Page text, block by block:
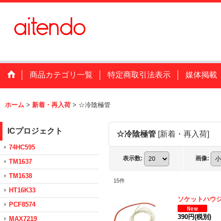
商品カテゴリ一覧 特定商取引法表示 媒体掲載
ホーム > 新着・再入荷 > ☆冷陰極管
ICプロジェクト
74HC595
TM1637
TM1638
HT16K33
PCF8574
MAX7219
☆冷陰極管 [新着・再入荷]
表示数: 画像:
15件
ソケットハウ
390円(税別)